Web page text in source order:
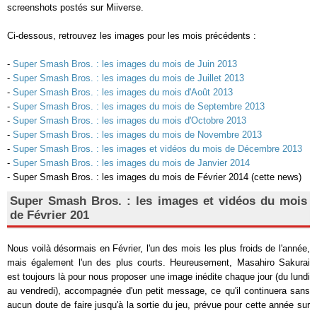
screenshots postés sur Miiverse.
Ci-dessous, retrouvez les images pour les mois précédents :
- Super Smash Bros. : les images du mois de Juin 2013
- Super Smash Bros. : les images du mois de Juillet 2013
- Super Smash Bros. : les images du mois d'Août 2013
- Super Smash Bros. : les images du mois de Septembre 2013
- Super Smash Bros. : les images du mois d'Octobre 2013
- Super Smash Bros. : les images du mois de Novembre 2013
- Super Smash Bros. : les images et vidéos du mois de Décembre 2013
- Super Smash Bros. : les images du mois de Janvier 2014
- Super Smash Bros. : les images du mois de Février 2014 (cette news)
Super Smash Bros. : les images et vidéos du mois
de Février 201
Nous voilà désormais en Février, l'un des mois les plus froids de l'année,
mais également l'un des plus courts. Heureusement, Masahiro Sakurai
est toujours là pour nous proposer une image inédite chaque jour (du lundi
au vendredi), accompagnée d'un petit message, ce qu'il continuera sans
aucun doute de faire jusqu'à la sortie du jeu, prévue pour cette année sur